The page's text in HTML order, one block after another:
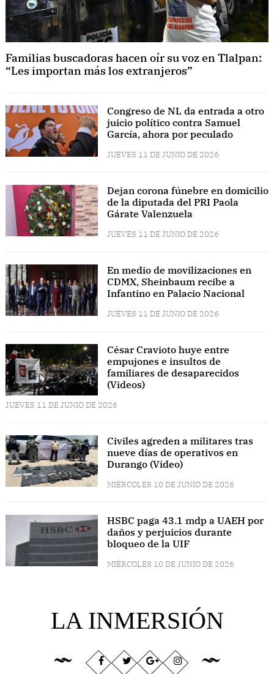
Familias buscadoras hacen oír su voz en Tlalpan:
“Les importan más los extranjeros”
Congreso de NL da entrada a otro
juicio político contra Samuel
García, ahora por peculado
JUEVES 11 DE JUNIO DE 2026
Dejan corona fúnebre en domicilio
de la diputada del PRI Paola
Gárate Valenzuela
JUEVES 11 DE JUNIO DE 2026
En medio de movilizaciones en
CDMX, Sheinbaum recibe a
Infantino en Palacio Nacional
JUEVES 11 DE JUNIO DE 2026
César Cravioto huye entre
empujones e insultos de
familiares de desaparecidos
(Videos)
JUEVES 11 DE JUNIO DE 2026
Civiles agreden a militares tras
nueve días de operativos en
Durango (Video)
MIÉRCOLES 10 DE JUNIO DE 2026
HSBC paga 43.1 mdp a UAEH por
daños y perjuicios durante
bloqueo de la UIF
MIÉRCOLES 10 DE JUNIO DE 2026
LA INMERSIÓN